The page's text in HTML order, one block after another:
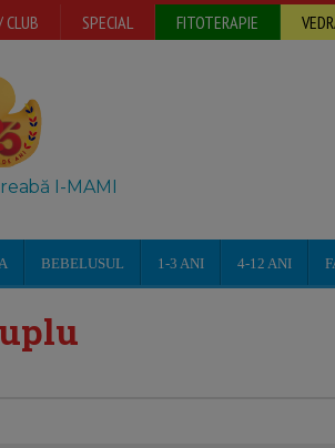
CLUB SPECIAL FITOTERAPIE
I-MAMI
BEBELUSUL 1-3 ANI 4-12 ANI